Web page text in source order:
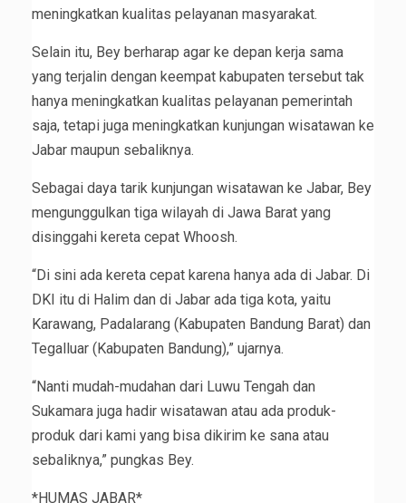
meningkatkan kualitas pelayanan masyarakat.
Selain itu, Bey berharap agar ke depan kerja sama
yang terjalin dengan keempat kabupaten tersebut tak
hanya meningkatkan kualitas pelayanan pemerintah
saja, tetapi juga meningkatkan kunjungan wisatawan ke
Jabar maupun sebaliknya.
Sebagai daya tarik kunjungan wisatawan ke Jabar, Bey
mengunggulkan tiga wilayah di Jawa Barat yang
disinggahi kereta cepat Whoosh.
“Di sini ada kereta cepat karena hanya ada di Jabar. Di
DKI itu di Halim dan di Jabar ada tiga kota, yaitu
Karawang, Padalarang (Kabupaten Bandung Barat) dan
Tegalluar (Kabupaten Bandung),” ujarnya.
“Nanti mudah-mudahan dari Luwu Tengah dan
Sukamara juga hadir wisatawan atau ada produk-
produk dari kami yang bisa dikirim ke sana atau
sebaliknya,” pungkas Bey.
*HUMAS JABAR*